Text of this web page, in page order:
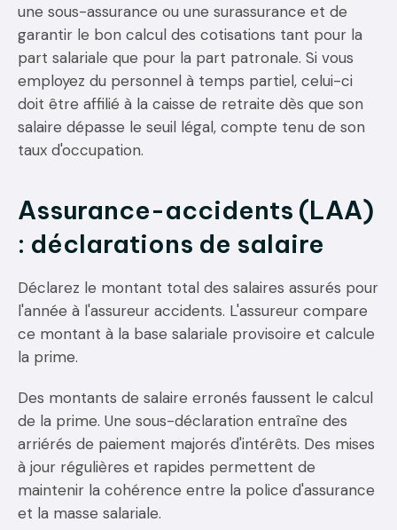
une sous-assurance ou une surassurance et de
garantir le bon calcul des cotisations tant pour la
part salariale que pour la part patronale. Si vous
employez du personnel à temps partiel, celui-ci
doit être affilié à la caisse de retraite dès que son
salaire dépasse le seuil légal, compte tenu de son
taux d'occupation.
Assurance-accidents (LAA)
: déclarations de salaire
Déclarez le montant total des salaires assurés pour
l'année à l'assureur accidents. L'assureur compare
ce montant à la base salariale provisoire et calcule
la prime.
Des montants de salaire erronés faussent le calcul
de la prime. Une sous-déclaration entraîne des
arriérés de paiement majorés d'intérêts. Des mises
à jour régulières et rapides permettent de
maintenir la cohérence entre la police d'assurance
et la masse salariale.